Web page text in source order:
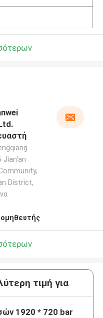
Jian'an
District,
τιμή για
1920 * 720 bar